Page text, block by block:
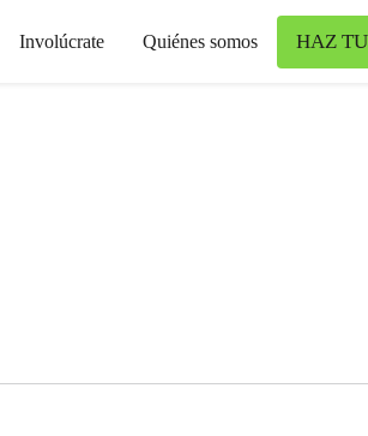
Involúcrate Quiénes somos HAZ